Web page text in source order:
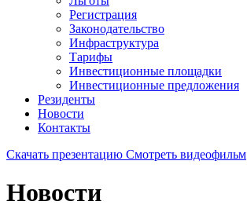
Регистрация
Законодательство
Инфраструктура
Тарифы
Инвестиционные площадки
Инвестиционные предложения
Резиденты
Новости
Контакты
Скачать презентацию Смотреть видеофильм
Новости